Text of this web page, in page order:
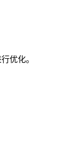
优化。